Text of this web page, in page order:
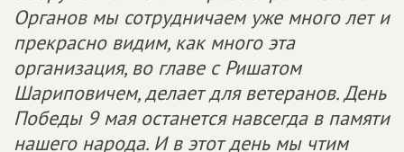
Органов мы сотрудничаем уже много лет и
прекрасно видим, как много эта
организация, во главе с Ришатом
Шариповичем, делает для ветеранов. День
Победы 9 мая останется навсегда в памяти
нашего народа. И в этот день мы чтим